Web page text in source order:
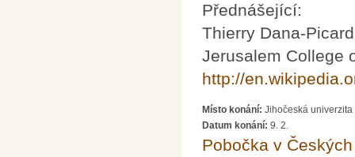
Přednášející:
Thierry Dana-Picard
Jerusalem College
http://
Místo konání: Jihočeská
Datum konání: 9. 2.
Pobočka v